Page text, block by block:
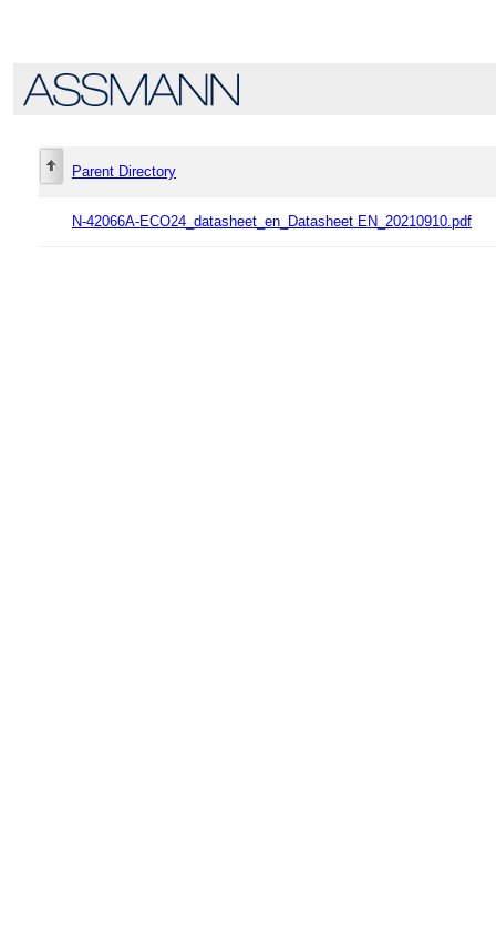
Parent Directory
N-42066A-ECO24_datasheet_en_Datasheet EN_20210910.pdf